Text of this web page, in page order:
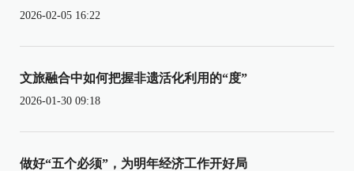
2026-02-05 16:22
文旅融合中如何把握非遗活化利用的“度”
2026-01-30 09:18
做好“五个必须”，为明年经济工作开好局